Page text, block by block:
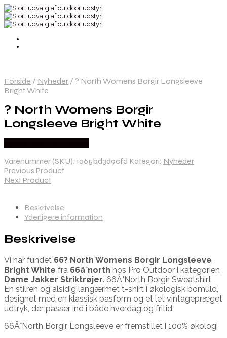
Forside / Nyheder / ? North Womens Borgir Longsleeve
Bright White
? North Womens Borgir
Longsleeve Bright White
Varenummer (SKU): 1a65bd3d9cfd Kategori: Nyheder
Previous Product
Next Product
Beskrivelse
Yderligere information
Beskrivelse
Vi har fundet 66? North Womens Borgir Longsleeve
Bright White fra 66â°north hos Pro Outdoor i kategorien
Dame Jakker Striktrøjer. 66Â°North Borgir Sweatshirt
En stilren og alsidig langærmet t-shirt i økologisk bomuld,
designet med en klassisk pasform og et let vintagepræget
udtryk, der passer ind i både hverdag og fritid.
66Â°North Borgir Longsleeve er fremstillet i 100% økologi